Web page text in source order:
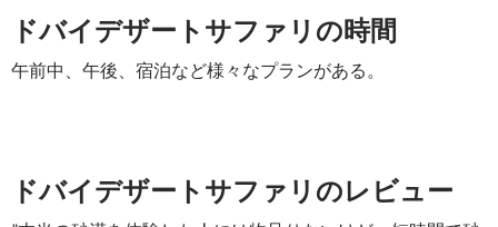
ドバイデザートサファリの時間
午前中、午後、宿泊など様々なプランがある。
ドバイデザートサファリのレビュー